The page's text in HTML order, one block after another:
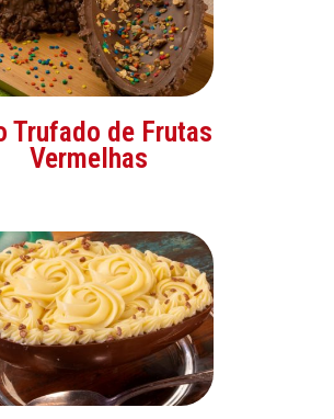
Trufado de Frutas
Vermelhas